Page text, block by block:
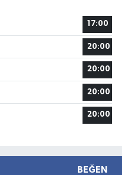
17:00
20:00
20:00
20:00
20:00
BEĞEN